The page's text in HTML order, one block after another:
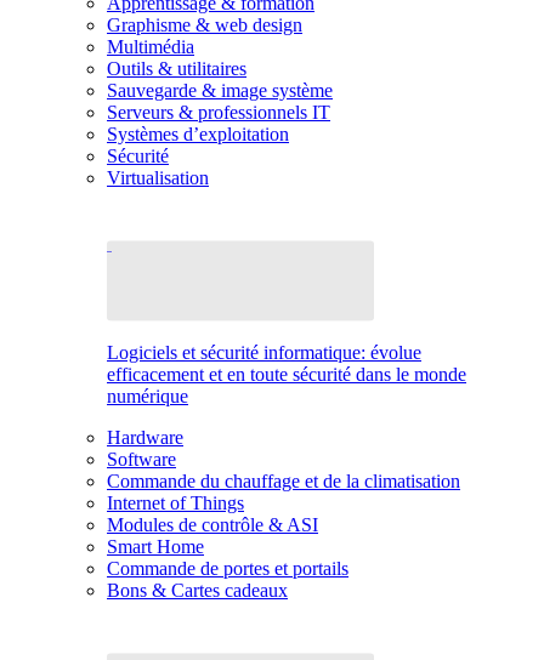
Graphisme & web design
Multimédia
Outils & utilitaires
Sauvegarde & image système
Serveurs & professionnels IT
Systèmes d’exploitation
Sécurité
Virtualisation
Logiciels et sécurité informatique: évolue
efficacement et en toute sécurité dans le monde
numérique
Hardware
Software
Commande du chauffage et de la climatisation
Internet of Things
Modules de contrôle & ASI
Smart Home
Commande de portes et portails
Bons & Cartes cadeaux